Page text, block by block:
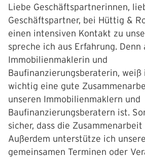
Liebe Geschäftspartnerinnen,
Geschäftspartner, bei Hüttig &
einen intensiven Kontakt zu
spreche ich aus Erfahrung. Denn
Immobilienmaklerin und
Baufinanzierungsberaterin, weiß
wichtig eine gute
unseren Immobilienmaklern und
Baufinanzierungsberatern ist.
sicher, dass die
Außerdem unterstütze ich
gemeinsamen Terminen oder